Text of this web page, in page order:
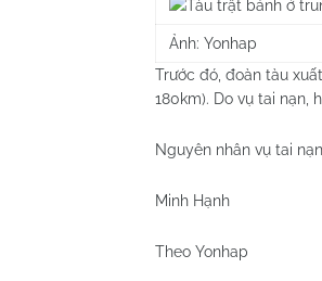
Ảnh: Yonhap
Trước đó, đoàn tàu
180km). Do vụ tai nạn,
Nguyên nhân vụ tai
Minh Hạnh
Theo Yonhap